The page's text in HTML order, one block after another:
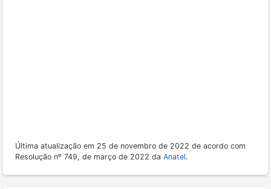
Última atualização em 25 de novembro de 2022 de acordo com
Resolução nº 749, de março de 2022 da Anatel.